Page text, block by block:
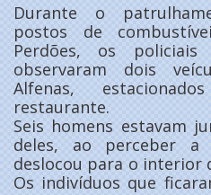
Durante o
postos de
Perdões, os policiais
observaram dois
Alfenas,
restaurante.
Seis homens estavam
deles, ao perceber a
deslocou para o interior
Os indivíduos que